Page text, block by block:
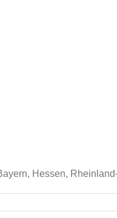
Hessen,